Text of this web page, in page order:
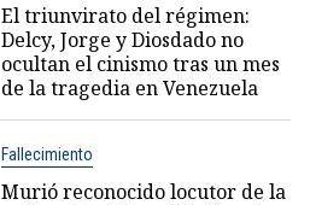
El triunvirato del régimen:
Delcy, Jorge y Diosdado no
ocultan el cinismo tras un mes
de la tragedia en Venezuela
Fallecimiento
Murió reconocido locutor de la